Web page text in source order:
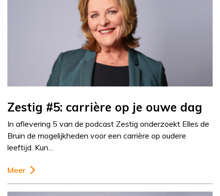
Zestig #5: carrière op je ouwe dag
In aflevering 5 van de podcast Zestig onderzoekt Elles de
Bruin de mogelijkheden voor een carrière op oudere
leeftijd. Kun…
Meer